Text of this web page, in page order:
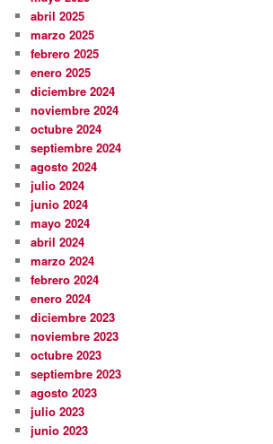
abril 2025
marzo 2025
febrero 2025
enero 2025
diciembre 2024
noviembre 2024
octubre 2024
septiembre 2024
agosto 2024
julio 2024
junio 2024
mayo 2024
abril 2024
marzo 2024
febrero 2024
enero 2024
diciembre 2023
noviembre 2023
octubre 2023
septiembre 2023
agosto 2023
julio 2023
junio 2023